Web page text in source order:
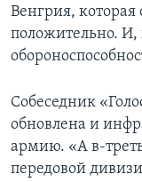
Венгрия, которая
положительно. И,
Собеседник
обновлена и
армию. «А в-
передовой